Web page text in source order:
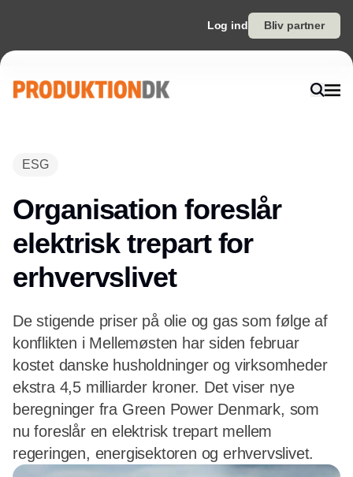
Log ind Bliv partner
ESG
Organisation foreslår
elektrisk trepart for
erhvervslivet
De stigende priser på olie og gas som følge af
konflikten i Mellemøsten har siden februar
kostet danske husholdninger og virksomheder
ekstra 4,5 milliarder kroner. Det viser nye
beregninger fra Green Power Denmark, som
nu foreslår en elektrisk trepart mellem
regeringen, energisektoren og erhvervslivet.